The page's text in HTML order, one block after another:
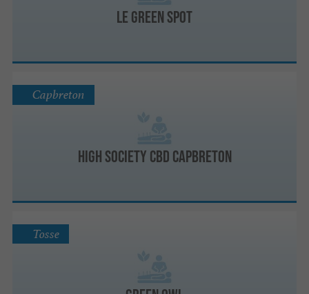
Le Green Spot
High Society CBD Capbreton
Capbreton
Tosse